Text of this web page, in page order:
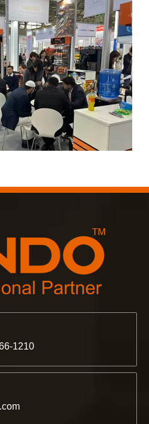
KENDO à la foire de Cologne 2023
avons une excellente nouvelle
1210